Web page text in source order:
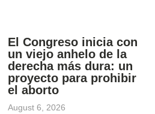
El Congreso inicia con
un viejo anhelo de la
derecha más dura: un
proyecto para prohibir
el aborto
August 6, 2026